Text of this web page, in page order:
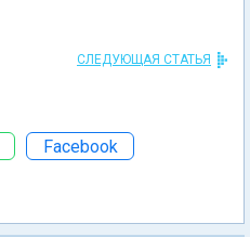
СЛЕДУЮЩАЯ СТАТЬЯ
Facebook